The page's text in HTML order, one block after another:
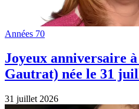
Années 70
Joyeux anniversaire
Gautrat) née le 31
31 juillet 2026